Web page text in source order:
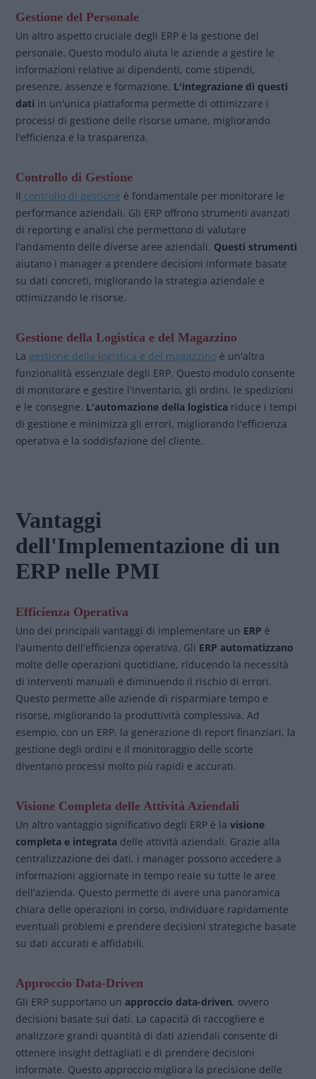
Gestione del Personale
Un altro aspetto cruciale degli ERP è la gestione del
personale. Questo modulo aiuta le aziende a gestire le
informazioni relative ai dipendenti, come stipendi,
presenze, assenze e formazione. L'integrazione di questi
dati in un'unica piattaforma permette di ottimizzare i
processi di gestione delle risorse umane, migliorando
l'efficienza e la trasparenza.
Controllo di Gestione
Il controllo di gestione è fondamentale per monitorare le
performance aziendali. Gli ERP offrono strumenti avanzati
di reporting e analisi che permettono di valutare
l'andamento delle diverse aree aziendali. Questi strumenti
aiutano i manager a prendere decisioni informate basate
su dati concreti, migliorando la strategia aziendale e
ottimizzando le risorse.
Gestione della Logistica e del Magazzino
La gestione della logistica e del magazzino è un'altra
funzionalità essenziale degli ERP. Questo modulo consente
di monitorare e gestire l'inventario, gli ordini, le spedizioni
e le consegne. L'automazione della logistica riduce i tempi
di gestione e minimizza gli errori, migliorando l'efficienza
operativa e la soddisfazione del cliente.
Vantaggi
dell'Implementazione di un
ERP nelle PMI
Efficienza Operativa
Uno dei principali vantaggi di implementare un ERP è
l'aumento dell'efficienza operativa. Gli ERP automatizzano
molte delle operazioni quotidiane, riducendo la necessità
di interventi manuali e diminuendo il rischio di errori.
Questo permette alle aziende di risparmiare tempo e
risorse, migliorando la produttività complessiva. Ad
esempio, con un ERP, la generazione di report finanziari, la
gestione degli ordini e il monitoraggio delle scorte
diventano processi molto più rapidi e accurati.
Visione Completa delle Attività Aziendali
Un altro vantaggio significativo degli ERP è lavisione
completa e integrata delle attività aziendali. Grazie alla
centralizzazione dei dati, i manager possono accedere a
informazioni aggiornate in tempo reale su tutte le aree
dell'azienda. Questo permette di avere una panoramica
chiara delle operazioni in corso, individuare rapidamente
eventuali problemi e prendere decisioni strategiche basate
su dati accurati e affidabili.
Approccio Data-Driven
Gli ERP supportano unapproccio data-driven, ovvero
decisioni basate sui dati. La capacità di raccogliere e
analizzare grandi quantità di dati aziendali consente di
ottenere insight dettagliati e di prendere decisioni
informate. Questo approccio migliora la precisione delle